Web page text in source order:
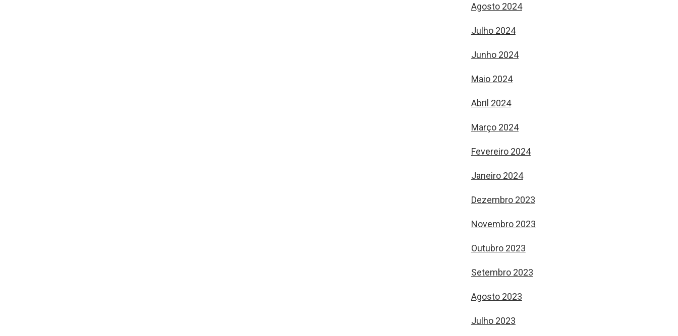
Agosto 2024
Julho 2024
Junho 2024
Maio 2024
Abril 2024
Março 2024
Fevereiro 2024
Janeiro 2024
Dezembro 2023
Novembro 2023
Outubro 2023
Setembro 2023
Agosto 2023
Julho 2023